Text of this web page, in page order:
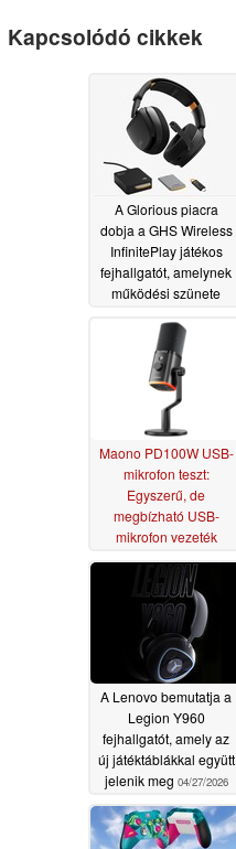
Kapcsolódó cikkek
A Glorious piacra
dobja a GHS Wireless
InfinitePlay játékos
fejhallgatót, amelynek
működési szünete
Maono PD100W USB-
mikrofon teszt:
Egyszerű, de
megbízható USB-
mikrofon vezeték
06/24/2026
A Lenovo bemutatja a
Legion Y960
fejhallgatót, amely az
új játéktáblákkal együtt
jelenik meg 04/27/2026